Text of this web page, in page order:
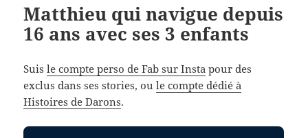
Matthieu qui navigue depuis
16 ans avec ses 3 enfants
Suisle compte perso de Fab sur Insta pour des
exclus dans ses stories, oule compte dédié à
Histoires de Darons.